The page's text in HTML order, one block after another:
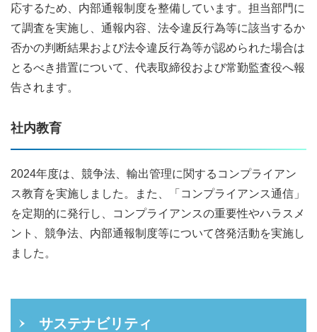
応するため、内部通報制度を整備しています。担当部門に
て調査を実施し、通報内容、法令違反行為等に該当するか
否かの判断結果および法令違反行為等が認められた場合は
とるべき措置について、代表取締役および常勤監査役へ報
告されます。
社内教育
2024年度は、競争法、輸出管理に関するコンプライアン
ス教育を実施しました。また、「コンプライアンス通信」
を定期的に発行し、コンプライアンスの重要性やハラスメ
ント、競争法、内部通報制度等について啓発活動を実施し
ました。
サステナビリティ